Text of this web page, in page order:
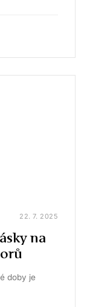
22. 7. 2025
na
doby je